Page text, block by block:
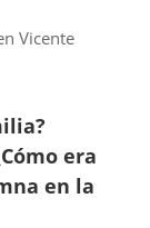
Vicente
era
en la